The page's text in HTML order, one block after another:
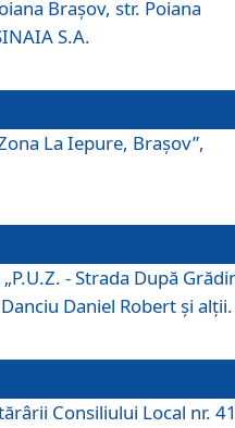
Braşov, str. Poiana
S.A.
La Iepure, Braşov”,
- Strada După
Daniel Robert şi alţii.
Consiliului Local nr.